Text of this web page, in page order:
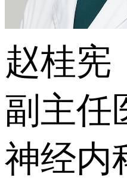
赵桂宪
副主任
神经内